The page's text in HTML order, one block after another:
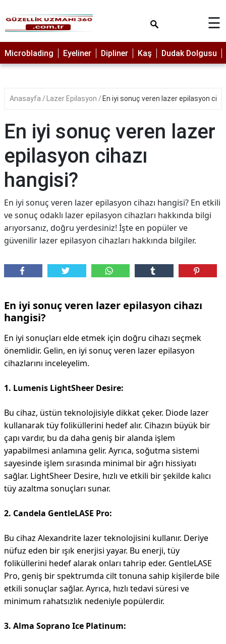
MAKYAJ
MİCROBLADİNG
LAZER
PROTEZ
PEELİNG
ERKEK
CİLT
BAKIMI
DİPLİNER
☰
Microblading Eyeliner Dipliner Kaş Dudak Dolgusu
Anasayfa Lazer Epilasyon En iyi sonuç veren lazer epilasyon
En iyi sonuç veren lazer
epilasyon cihazı
hangisi?
En iyi sonuç veren lazer epilasyon cihazı hangisi? En etkili
ve sonuç odaklı lazer epilasyon cihazları hakkında bilgi
arıyorsanız, doğru yerdesiniz! İşte en popüler ve
güvenilir lazer epilasyon cihazları hakkında bilgiler.
En iyi sonuç veren lazer epilasyon cihazı
hangisi?
En iyi sonuçları elde etmek için doğru cihazı seçmek
önemlidir. Gelin, en iyi sonuç veren lazer epilasyon
cihazlarını inceleyelim.
1. Lumenis LightSheer Desire:
Bu cihaz, üstün teknolojisiyle dikkat çeker. Diode lazer
kullanarak tüy foliküllerini hedef alır. Cihazın büyük bir
çapı vardır, bu da daha geniş bir alanda işlem
yapabilmesi anlamına gelir. Ayrıca, soğutma sistemi
sayesinde işlem sırasında minimal bir ağrı hissiyatı
sağlar. LightSheer Desire, hızlı ve etkili bir şekilde kalıcı
tüy azaltma sonuçları sunar.
2. Candela GentleLASE Pro:
Bu cihaz Alexandrite lazer teknolojisini kullanır. Deriye
nüfuz eden bir ışık enerjisi yayar. Bu enerji, tüy
foliküllerini hedef alarak onları tahrip eder. GentleLASE
Pro, geniş bir spektrumda cilt tonuna sahip kişilerde bile
etkili sonuçlar sağlar. Ayrıca, hızlı tedavi süresi ve
minimum rahatsızlık nedeniyle popülerdir.
3. Alma Soprano Ice Platinum: